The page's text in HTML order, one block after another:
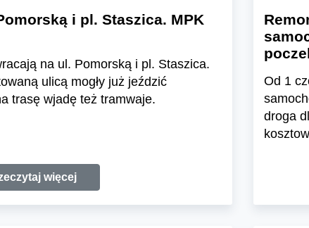
i pl. Staszica. MPK
na ul. Pomorską i pl. Staszica.
ulicą mogły już jeździć
trasę wjadę też tramwaje.
więcej
Od 1
droga